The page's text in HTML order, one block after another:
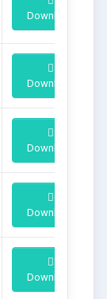
Download
Download
Download
Download
Download